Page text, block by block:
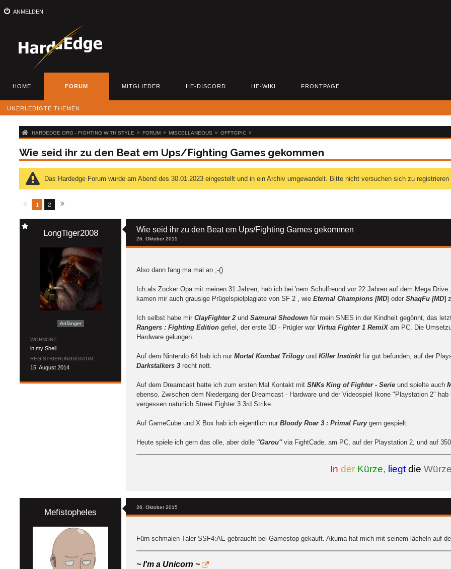
ANMELDEN
HOME FORUM MITGLIEDER HE-DISCORD HE-WIKI FRONTPAGE
UNERLEDIGTE THEMEN
HARDEDGE.ORG - FIGHTING WITH STYLE » FORUM » MISCELLANEOUS » OFFTOPIC »
Wie seid ihr zu den Beat em Ups/Fighting Games gekommen
Das Hardedge Forum wurde am Abend des 30.01.2023 eingestellt und in ein Archiv umgewandelt. Bitte nicht versuchen sich zu registrieren
1 2
LongTiger2008
Anfänger
WOHNORT
in my Shell
REGISTRIERUNGSDATUM
15. August 2014
Wie seid ihr zu den Beat em Ups/Fighting Games gekommen
26. Oktober 2015
Also dann fang ma mal an ;-()
Ich als Zocker Opa mit meinen 31 Jahren, hab ich bei 'nem Schulfreund vor 22 Jahren auf dem Mega Drive
kamen mir auch grausige Prügelspielplagiate von SF 2 , wie Eternal Champions [MD] oder ShaqFu [MD]
Ich selbst habe mir ClayFighter 2 und Samurai Shodown für mein SNES in der Kindheit gegönnt, das
Rangers : Fighting Edition gefiel, der erste 3D - Prügler war Virtua Fighter 1 RemiX am PC. Die
Hardware gelungen.
Auf dem Nintendo 64 hab ich nur Mortal Kombat Trilogyund Killer Instinktfür gut befunden, auf der
Darkstalkers 3 recht nett.
Auf dem Dreamcast hatte ich zum ersten Mal Kontakt mit SNKs King of Fighter - Serie und spielte auch
ebenso. Zwischen dem Niedergang der Dreamcast - Hardware und der Videospiel Ikone "Playstation 2" hab
vergessen natürlich Street Fighter 3 3rd Strike.
Auf GameCube und X Box hab ich eigentlich nur Bloody Roar 3 : Primal Furygern gespielt.
Heute spiele ich gern das olle, aber dolle "Garou"via FightCade, am PC, auf der Playstation 2, und auf
In der Kürze, liegt die
Mefistopheles
26. Oktober 2015
Fürn schmalen Taler SSF4:AE gebraucht bei Gamestop gekauft. Akuma hat mich mit seinem lächeln auf
~ I'm a Unicorn ~